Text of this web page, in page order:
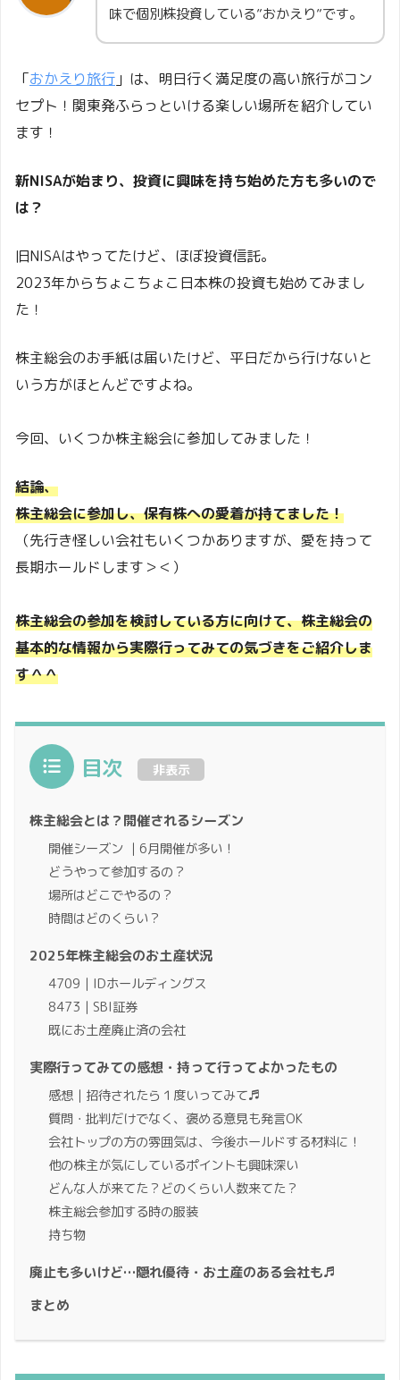
味で個別株投資している”おかえり”です。
「おかえり旅行 」は、明日行く満足度の高い旅行がコン
セプト！関東発ふらっといける楽しい場所を紹介してい
ます！
新NISAが始まり、投資に興味を持ち始めた方も多いので
は？
旧NISAはやってたけど、ほぼ投資信託。
2023年からちょこちょこ日本株の投資も始めてみまし
た！
株主総会のお手紙は届いたけど、平日だから行けないと
いう方がほとんどですよね。
今回、いくつか株主総会に参加してみました！
結論、
株主総会に参加し、保有株への愛着が持てました！
（先行き怪しい会社もいくつかありますが、愛を持って
長期ホールドします＞＜）
株主総会の参加を検討している方に向けて、株主総会の
基本的な情報から実際行ってみての気づきをご紹介しま
す＾＾
目次 非表示
株主総会とは？開催されるシーズン
開催シーズン ｜6月開催が多い！
どうやって参加するの？
場所はどこでやるの？
時間はどのくらい？
2025年株主総会のお土産状況
4709｜IDホールディングス
8473｜SBI証券
既にお土産廃止済の会社
実際行ってみての感想・持って行ってよかったもの
感想｜招待されたら１度いってみて♬
質問・批判だけでなく、褒める意見も発言OK
会社トップの方の雰囲気は、今後ホールドする材料に！
他の株主が気にしているポイントも興味深い
どんな人が来てた？どのくらい人数来てた？
株主総会参加する時の服装
持ち物
廃止も多いけど…隠れ優待・お土産のある会社も♬
まとめ